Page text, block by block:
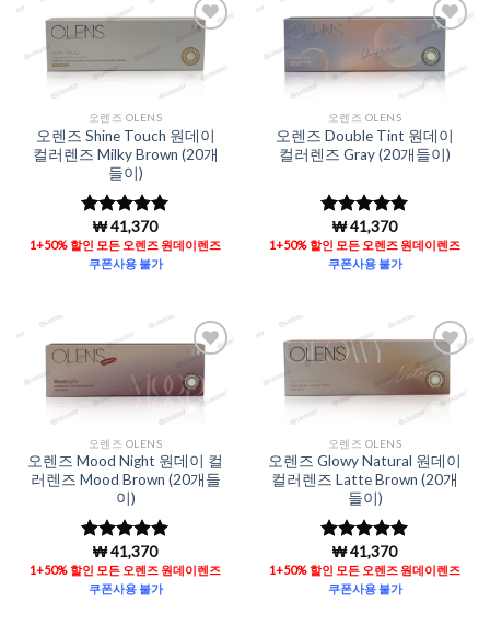
Add to
Wishlist
오렌즈 OLENS
오렌즈 Shine Touch 원데이
컬러렌즈 Milky Brown (20개
들이)
5 중에서
로 평가됨
₩41,370
1+50% 할인 모든 오렌즈 원데이렌즈
쿠폰사용 불가
Add to
Wishlist
오렌즈 OLENS
오렌즈 Double Tint 원데이
컬러렌즈 Gray (20개들이)
5 중에서
로 평가됨
₩41,370
1+50% 할인 모든 오렌즈 원데이렌즈
쿠폰사용 불가
Add to
Wishlist
오렌즈 OLENS
오렌즈 Mood Night 원데이 컬
러렌즈 Mood Brown (20개들
이)
5 중에서
로 평가됨
₩41,370
1+50% 할인 모든 오렌즈 원데이렌즈
쿠폰사용 불가
Add to
Wishlist
오렌즈 OLENS
오렌즈 Glowy Natural 원데이
컬러렌즈 Latte Brown (20개
들이)
5 중에서
로 평가됨
₩41,370
1+50% 할인 모든 오렌즈 원데이렌즈
쿠폰사용 불가